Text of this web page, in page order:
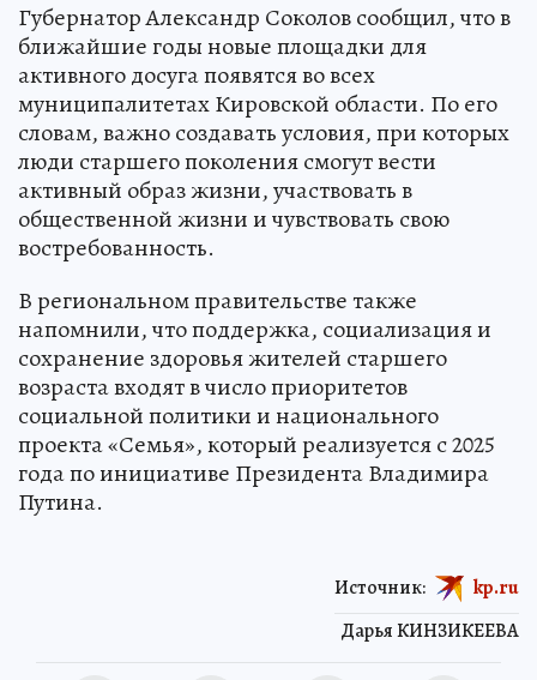
Губернатор Александр Соколов сообщил, что в
ближайшие годы новые площадки для
активного досуга появятся во всех
муниципалитетах Кировской области. По его
словам, важно создавать условия, при которых
люди старшего поколения смогут вести
активный образ жизни, участвовать в
общественной жизни и чувствовать свою
востребованность.
В региональном правительстве также
напомнили, что поддержка, социализация и
сохранение здоровья жителей старшего
возраста входят в число приоритетов
социальной политики и национального
проекта «Семья», который реализуется с 2025
года по инициативе Президента Владимира
Путина.
Дарья КИНЗИКЕЕВА
Источник: kp.ru